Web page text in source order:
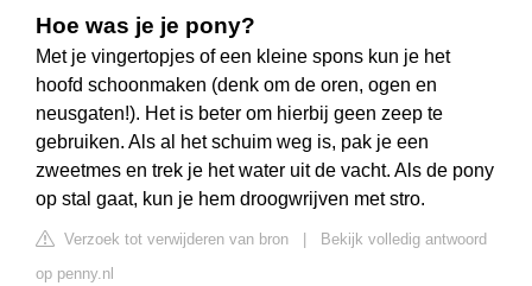
Hoe was je je pony?
Met je vingertopjes of een kleine spons kun je het
hoofd schoonmaken (denk om de oren, ogen en
neusgaten!). Het is beter om hierbij geen zeep te
gebruiken. Als al het schuim weg is, pak je een
zweetmes en trek je het water uit de vacht. Als de pony
op stal gaat, kun je hem droogwrijven met stro.
Verzoek tot verwijderen van bron
Bekijk volledig antwoord
op penny.nl